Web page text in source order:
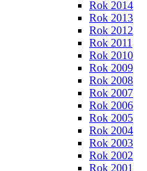
Rok 2014
Rok 2013
Rok 2012
Rok 2011
Rok 2010
Rok 2009
Rok 2008
Rok 2007
Rok 2006
Rok 2005
Rok 2004
Rok 2003
Rok 2002
Rok 2001